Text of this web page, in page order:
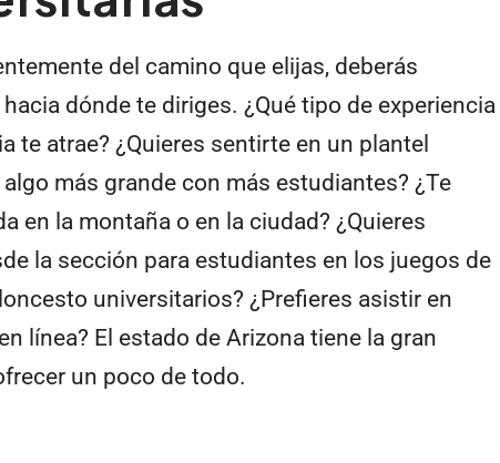
del camino que elijas, deberás
dónde te diriges. ¿Qué tipo de experiencia
te atrae? ¿Quieres sentirte en un plantel
más grande con más estudiantes? ¿Te
en la montaña o en la ciudad? ¿Quieres
la sección para estudiantes en los juegos de
universitarios? ¿Prefieres asistir en
línea? El estado de Arizona tiene la gran
un poco de todo.